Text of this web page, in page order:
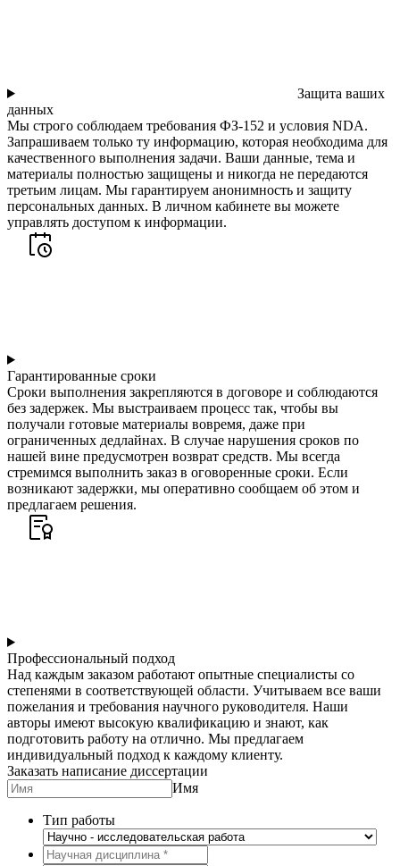
Защита ваших
данных
Мы строго соблюдаем требования ФЗ-152 и условия NDA.
Запрашиваем только ту информацию, которая необходима для
качественного выполнения задачи. Ваши данные, тема и
материалы полностью защищены и никогда не передаются
третьим лицам. Мы гарантируем анонимность и защиту
персональных данных. В личном кабинете вы можете
управлять доступом к информации.
Гарантированные сроки
Сроки выполнения закрепляются в договоре и соблюдаются
без задержек. Мы выстраиваем процесс так, чтобы вы
получали готовые материалы вовремя, даже при
ограниченных дедлайнах. В случае нарушения сроков по
нашей вине предусмотрен возврат средств. Мы всегда
стремимся выполнить заказ в оговоренные сроки. Если
возникают задержки, мы оперативно сообщаем об этом и
предлагаем решения.
Профессиональный подход
Над каждым заказом работают опытные специалисты со
степенями в соответствующей области. Учитываем все ваши
пожелания и требования научного руководителя. Наши
авторы имеют высокую квалификацию и знают, как
подготовить работу на отлично. Мы предлагаем
индивидуальный подход к каждому клиенту.
Заказать написание диссертации
Имя
Тип работы